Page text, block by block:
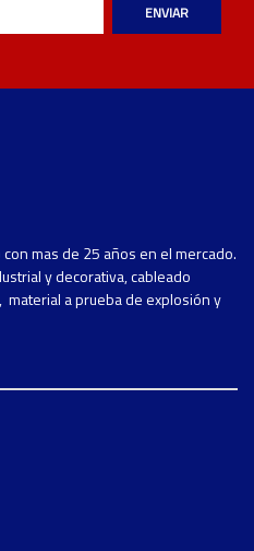
ENVIAR
mas de 25 años en el mercado.
y decorativa, cableado
a prueba de explosión y